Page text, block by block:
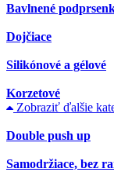
Bavlnené
Dojčiace
Silikónové a gélové
Korzetové
Zobraziť ďalšie
Double push up
Samodržiace, bez